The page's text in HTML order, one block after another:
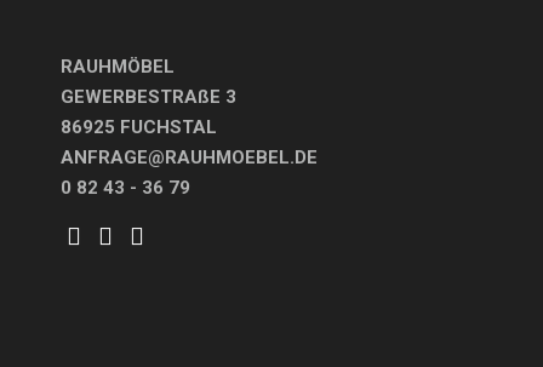
RAUHMÖBEL
GEWERBESTRAßE 3
86925 FUCHSTAL
ANFRAGE@RAUHMOEBEL.DE
0 82 43 - 36 79